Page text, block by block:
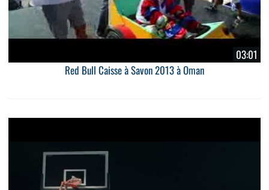
03:01
Red Bull Caisse à Savon 2013 à Oman